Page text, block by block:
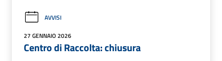
AVVISI
27 GENNAIO 2026
Centro di Raccolta: chiusura